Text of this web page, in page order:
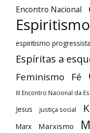
Encontro Nacional
Espiritismo
espiritismo progressista
Espíritas a
Feminismo Fé
III Encontro Nacional da
Jesus justiça social
Marx Marxismo